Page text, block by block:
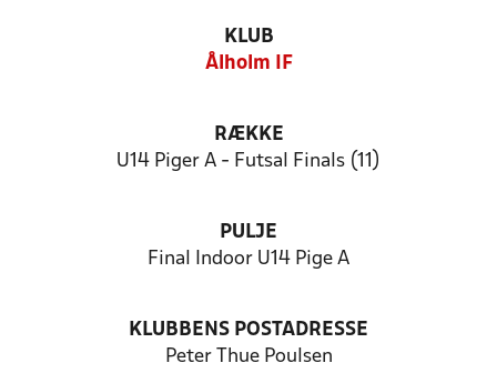
KLUB
Ålholm IF
RÆKKE
U14 Piger A - Futsal Finals (11)
PULJE
Final Indoor U14 Pige A
KLUBBENS POSTADRESSE
Peter Thue Poulsen